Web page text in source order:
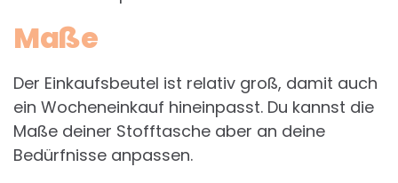
Maße
Der Einkaufsbeutel ist relativ groß, damit auch
ein Wocheneinkauf hineinpasst. Du kannst die
Maße deiner Stofftasche aber an deine
Bedürfnisse anpassen.